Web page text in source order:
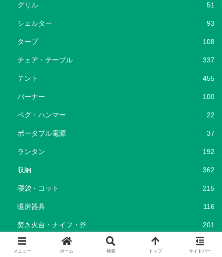
グリル 51
シェルター 93
タープ 108
チェア・テーブル 337
テント 455
バーナー 100
ペグ・ハンマー 22
ポータブル電源 37
ランタン 192
収納 362
寝袋・コット 215
暖房器具 116
焚き火台・ナイフ・斧 201
キャンプ場
メニュー ホーム 検索 トップ サイドバー